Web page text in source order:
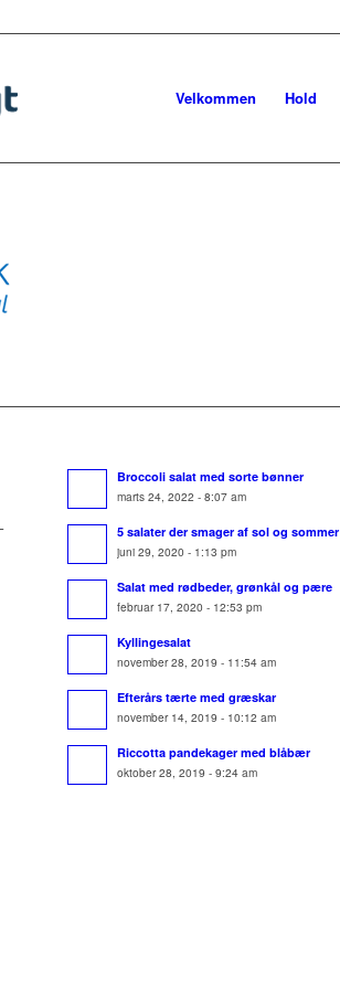
Velkommen Hold
Broccoli salat med sorte bønner
marts 24, 2022 - 8:07 am
5 salater der smager af sol og sommer
juni 29, 2020 - 1:13 pm
Salat med rødbeder, grønkål og pære
februar 17, 2020 - 12:53 pm
Kyllingesalat
november 28, 2019 - 11:54 am
Efterårs tærte med græskar
november 14, 2019 - 10:12 am
Riccotta pandekager med blåbær
oktober 28, 2019 - 9:24 am